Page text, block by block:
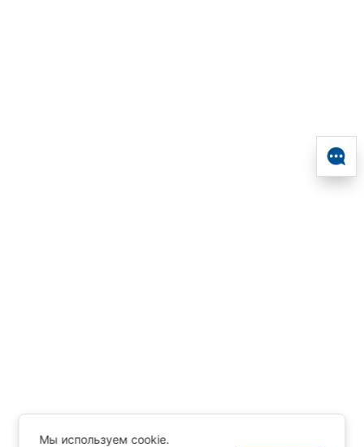
Мы используем cookie.